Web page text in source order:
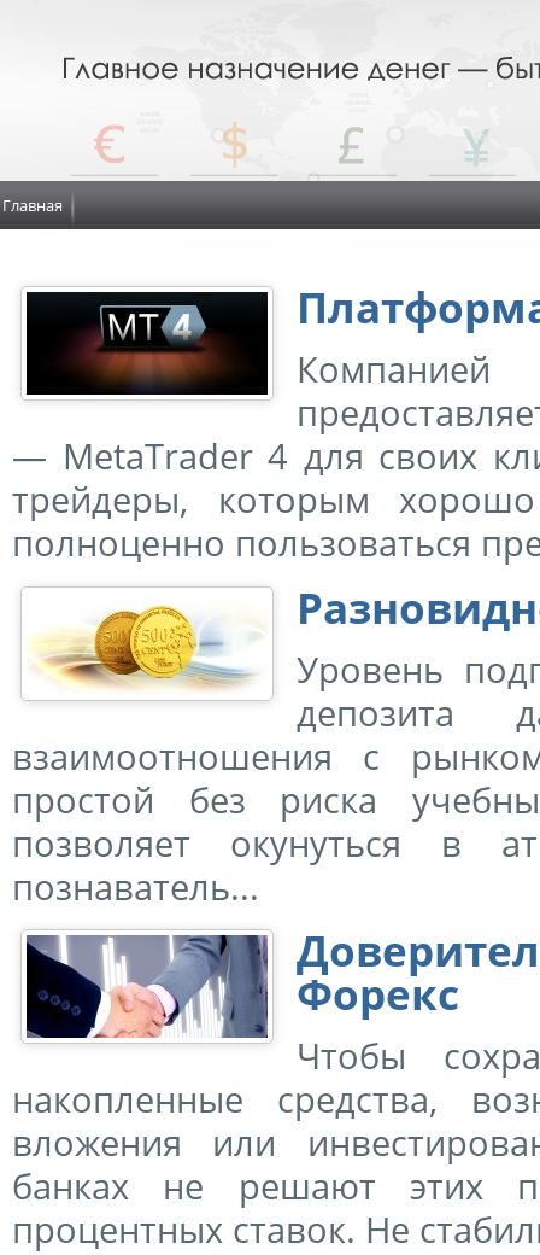
Главная
— MetaTrader 4 для своих
трейдеры, которым
полноценно пользоваться
Уровень
депозита
взаимоотношения с
простой без риска
позволяет окунуться в
познаватель...
Форекс
Чтобы
накопленные средства,
вложения или
банках не решают этих
процентных ставок. Не